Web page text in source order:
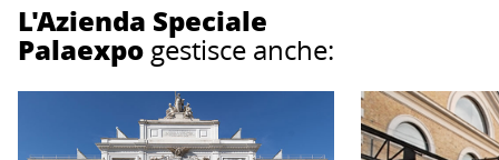
L'Azienda Speciale
Palaexpo gestisce anche: